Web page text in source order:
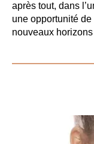
après tout, dans
une opportunité de
nouveaux